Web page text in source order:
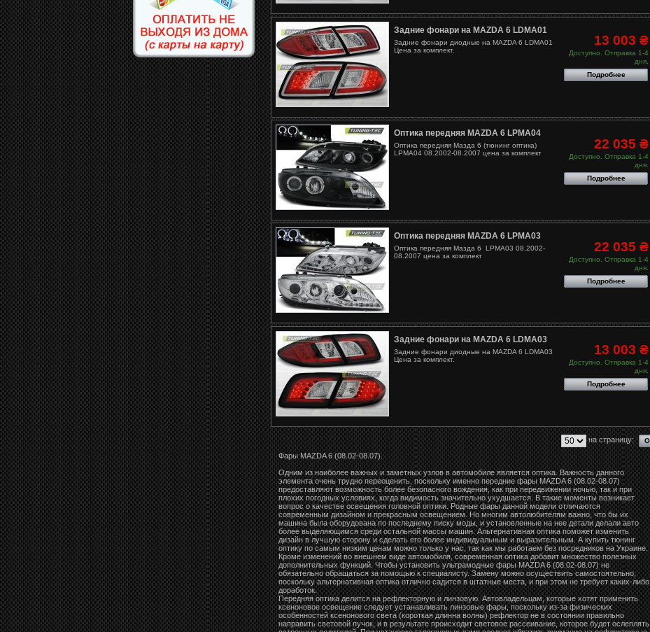
Задние фонари на MAZDA 6 LDMA01
Задние фонари диодные на MAZDA 6 LDMA01
Цена за комплект.
13 003 ₴
Доступно. Отправка 1-4
дня.
Подробнее
Оптика передняя MAZDA 6 LPMA04
Оптика передняя Мазда 6 (тюнинг оптика)
LPMA04 08.2002-08.2007 цена за комплект
22 035 ₴
Доступно. Отправка 1-4
дня.
Подробнее
Оптика передняя MAZDA 6 LPMA03
Оптика передняя Мазда 6 LPMA03 08.2002-
08.2007 цена за комплект
22 035 ₴
Доступно. Отправка 1-4
дня.
Подробнее
Задние фонари на MAZDA 6 LDMA03
Задние фонари диодные на MAZDA 6 LDMA03
Цена за комплект.
13 003 ₴
Доступно. Отправка 1-4
дня.
Подробнее
на страницу:
Фары MAZDA 6 (08.02-08.07).
Одним из наиболее важных и заметных узлов в автомобиле является оптика. Важность данного
элемента очень трудно переоценить, поскольку именно передние фары MAZDA 6 (08.02-08.07)
предоставляют возможность более безопасного вождения, как при передвижении ночью, так и при
плохих погодных условиях, когда видимость значительно ухудшается. В такие моменты возникает
вопрос о качестве освещения головной оптики. Родные фары данной модели отличаются
современным дизайном и прекрасным освещением. Но многим автолюбителям важно, что бы их
машина была оборудована по последнему писку моды, и установленные на нее детали делали авто
более выделяющимся среди остальной массы машин. Альтернативная оптика поможет изменить
дизайн в лучшую сторону и сделать его более индивидуальным и выразительным. А купить тюнинг
оптику по самым низким ценам можно только у нас, так как мы работаем без посредников на Украине.
Кроме изменений во внешнем виде автомобиля, современная оптика добавит множество полезных
дополнительных функций. Чтобы установить ультрамодные фары MAZDA 6 (08.02-08.07) не
обязательно обращаться за помощью к специалисту. Замену можно осуществить самостоятельно,
поскольку альтернативная оптика отлично садится в штатные места, и при этом не требует каких-либо
доработок.
Передняя оптика делится на рефлекторную и линзовую. Автовладельцам, которые хотят применить
ксеноновое освещение следует устанавливать линзовые фары, поскольку из-за физических
особенностей ксенонового света (короткая длинна волны) рефлектор не в состоянии правильно
направить световой пучок, и в результате происходит световое рассеивание, которое будет ослеплять